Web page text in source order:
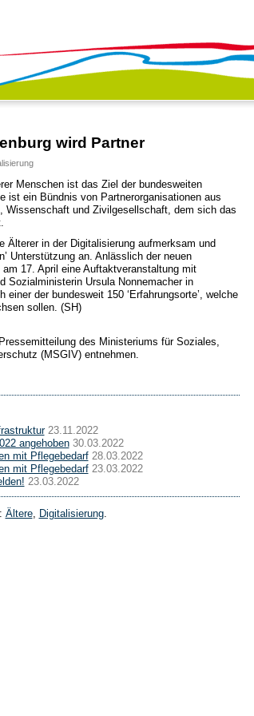
wird Partner
Menschen ist das Ziel der bundesweiten
ist ein Bündnis von Partnerorganisationen aus
Wissenschaft und Zivilgesellschaft, dem sich das
Älterer in der Digitalisierung aufmerksam und
Unterstützung an. Anlässlich der neuen
17. April eine Auftaktveranstaltung mit
Sozialministerin Ursula Nonnemacher in
der bundesweit 150 ‘Erfahrungsorte’, welche
sollen. (SH)
des Ministeriums für Soziales,
(MSGIV) entnehmen.
23.11.2022
angehoben 30.03.2022
mit Pflegebedarf 28.03.2022
mit Pflegebedarf 23.03.2022
23.03.2022
Ältere, Digitalisierung.